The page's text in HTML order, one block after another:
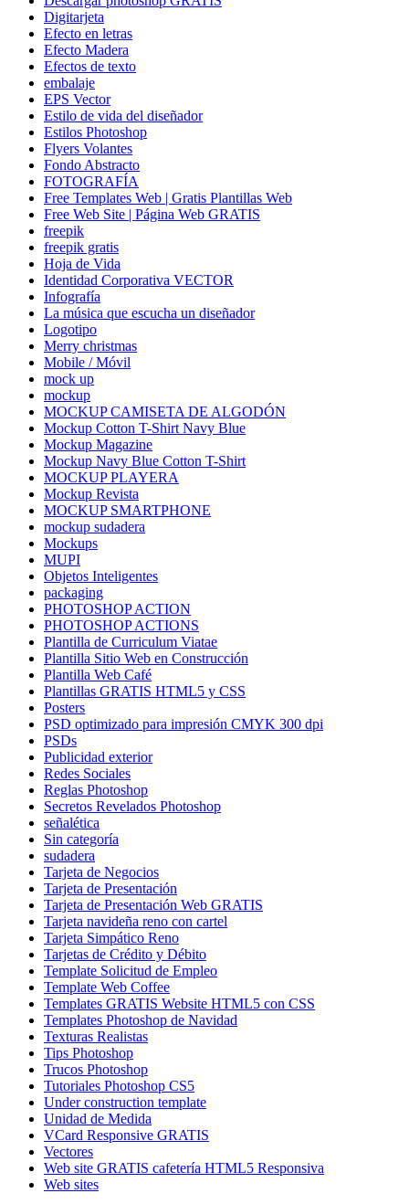
Digitarjeta
Efecto en letras
Efecto Madera
Efectos de texto
embalaje
EPS Vector
Estilo de vida del diseñador
Estilos Photoshop
Flyers Volantes
Fondo Abstracto
FOTOGRAFÍA
Free Templates Web | Gratis Plantillas Web
Free Web Site | Página Web GRATIS
freepik
freepik gratis
Hoja de Vida
Identidad Corporativa VECTOR
Infografía
La música que escucha un diseñador
Logotipo
Merry christmas
Mobile / Móvil
mock up
mockup
MOCKUP CAMISETA DE ALGODÓN
Mockup Cotton T-Shirt Navy Blue
Mockup Magazine
Mockup Navy Blue Cotton T-Shirt
MOCKUP PLAYERA
Mockup Revista
MOCKUP SMARTPHONE
mockup sudadera
Mockups
MUPI
Objetos Inteligentes
packaging
PHOTOSHOP ACTION
PHOTOSHOP ACTIONS
Plantilla de Curriculum Viatae
Plantilla Sitio Web en Construcción
Plantilla Web Café
Plantillas GRATIS HTML5 y CSS
Posters
PSD optimizado para impresión CMYK 300 dpi
PSDs
Publicidad exterior
Redes Sociales
Reglas Photoshop
Secretos Revelados Photoshop
señalética
Sin categoría
sudadera
Tarjeta de Negocios
Tarjeta de Presentación
Tarjeta de Presentación Web GRATIS
Tarjeta navideña reno con cartel
Tarjeta Simpático Reno
Tarjetas de Crédito y Débito
Template Solicitud de Empleo
Template Web Coffee
Templates GRATIS Website HTML5 con CSS
Templates Photoshop de Navidad
Texturas Realistas
Tips Photoshop
Trucos Photoshop
Tutoriales Photoshop CS5
Under construction template
Unidad de Medida
VCard Responsive GRATIS
Vectores
Web site GRATIS cafetería HTML5 Responsiva
Web sites